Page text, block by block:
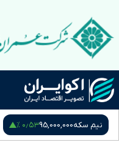
نیم سکه95,000,000۰٫۵۳ %